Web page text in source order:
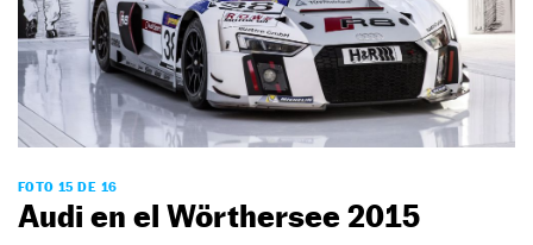
FOTO 15 DE 16
Audi en el Wörthersee 2015